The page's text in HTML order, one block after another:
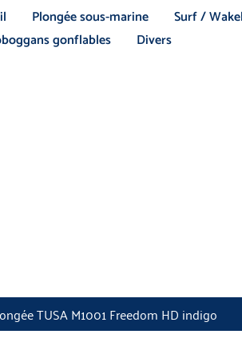
Plongée sous-marine
Surf /
gonflables Divers
TUSA M1001 Freedom HD indigo